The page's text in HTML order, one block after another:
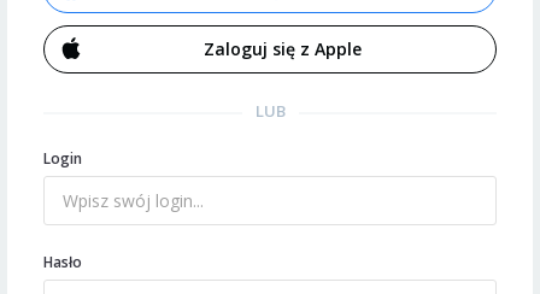
Zaloguj się z Apple
LUB
Login
Hasło